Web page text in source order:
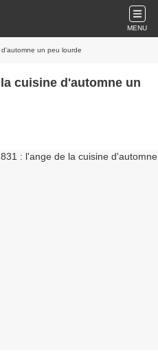
MENU
un peu lourde
cuisine d'automne un